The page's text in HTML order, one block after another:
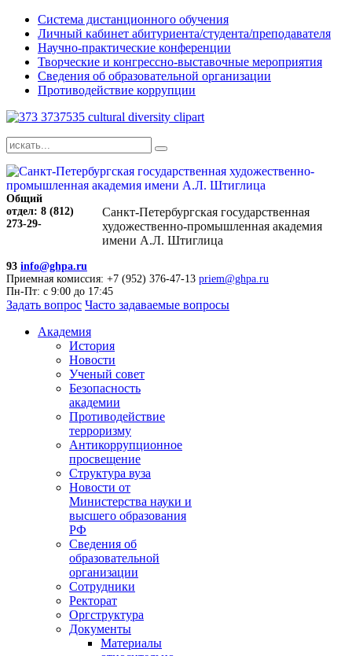
Система дистанционного обучения
Личный кабинет абитуриента/студента/преподавателя
Научно-практические конференции
Творческие и конгрессно-выставочные мероприятия
Сведения об образовательной организации
Противодействие коррупции
Санкт-Петербургская государственная
художественно-промышленная академия
имени А.Л. Штиглица
Общий
отдел: 8 (812)
273-29-
93 info@ghpa.ru
Приемная комиссия: +7 (952) 376-47-13 priem@ghpa.ru
Пн-Пт: с 9:00 до 17:45
Задать вопрос Часто задаваемые вопросы
Академия
История
Новости
Ученый совет
Безопасность
академии
Противодействие
терроризму
Антикоррупционное
просвещение
Структура вуза
Новости от
Министерства науки и
высшего образования
РФ
Сведения об
образовательной
организации
Сотрудники
Ректорат
Оргструктура
Документы
Материалы